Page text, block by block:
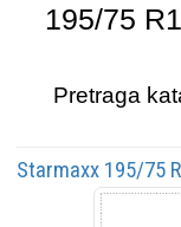
195/75
Pretraga
Starmaxx 195/75